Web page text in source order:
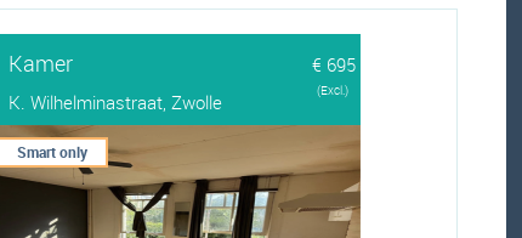
Kamer
€ 695
K. Wilhelminastraat, Zwolle
(Excl.)
Smart only